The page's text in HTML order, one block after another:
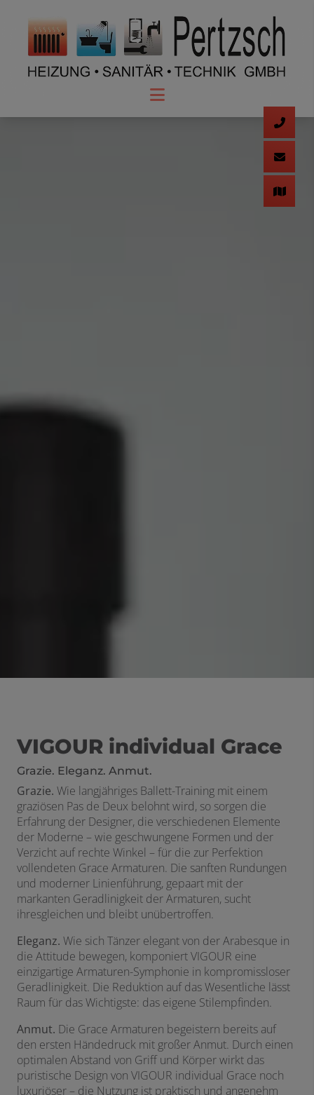
VIGOUR individual Grace
Grazie. Eleganz. Anmut.
Grazie. Wie langjähriges Ballett-Training mit einem
graziösen Pas de Deux belohnt wird, so sorgen die
Erfahrung der Designer, die verschiedenen Elemente
der Moderne – wie geschwungene Formen und der
Verzicht auf rechte Winkel – für die zur Perfektion
vollendeten Grace Armaturen. Die sanften Rundungen
und moderner Linienführung, gepaart mit der
markanten Geradlinigkeit der Armaturen, sucht
ihresgleichen und bleibt unübertroffen.
Eleganz. Wie sich Tänzer elegant von der Arabesque in
die Attitude bewegen, komponiert VIGOUR eine
einzigartige Armaturen-Symphonie in kompromissloser
Geradlinigkeit. Die Reduktion auf das Wesentliche lässt
Raum für das Wichtigste: das eigene Stilempfinden.
Anmut. Die Grace Armaturen begeistern bereits auf
den ersten Händedruck mit großer Anmut. Durch einen
optimalen Abstand von Griff und Körper wirkt das
puristische Design von VIGOUR individual Grace noch
luxuriöser – die Nutzung ist praktisch und angenehm